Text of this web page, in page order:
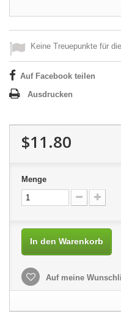
Keine Treuepunkte für
Auf Facebook teilen
Ausdrucken
$11.80
Menge
In den Warenkorb
Auf meine